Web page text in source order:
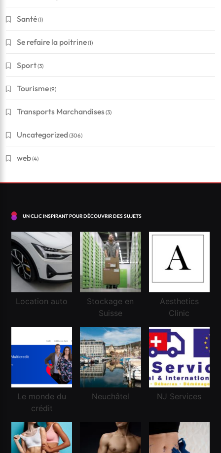
Santé(1)
Se refaire la poitrine(1)
Sport(3)
Tourisme(9)
Transports Marchandises(3)
Uncategorized(306)
web(4)
UN CLIC INSPIRANT POUR DÉCOUVRIR DES SUJETS
Location auto
Stockage en
Suisse
Aesthetics
Clinic
Le monde du
crédit
Neuchâtel NJ Services
Financement
Conseils pour réussir à obtenir un crédit en Suisse
Réussir une demande de crédit frontalier
Mai 5, 2026